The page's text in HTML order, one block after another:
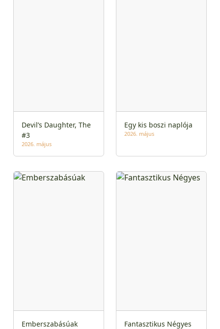
Devil’s Daughter, The
#3
2026. május
Egy kis boszi naplója
2026. május
Emberszabásúak Fantasztikus Négyes